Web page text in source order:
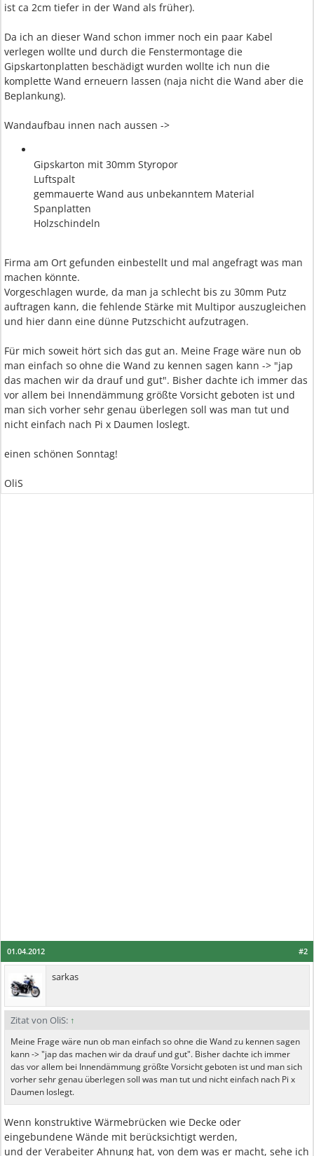
ist ca 2cm tiefer in der Wand als früher).
Da ich an dieser Wand schon immer noch ein paar Kabel
verlegen wollte und durch die Fenstermontage die
Gipskartonplatten beschädigt wurden wollte ich nun die
komplette Wand erneuern lassen (naja nicht die Wand aber die
Beplankung).
Wandaufbau innen nach aussen ->
Gipskarton mit 30mm Styropor
Luftspalt
gemmauerte Wand aus unbekanntem Material
Spanplatten
Holzschindeln
Firma am Ort gefunden einbestellt und mal angefragt was man
machen könnte.
Vorgeschlagen wurde, da man ja schlecht bis zu 30mm Putz
auftragen kann, die fehlende Stärke mit Multipor auszugleichen
und hier dann eine dünne Putzschicht aufzutragen.
Für mich soweit hört sich das gut an. Meine Frage wäre nun ob
man einfach so ohne die Wand zu kennen sagen kann -> "jap
das machen wir da drauf und gut". Bisher dachte ich immer das
vor allem bei Innendämmung größte Vorsicht geboten ist und
man sich vorher sehr genau überlegen soll was man tut und
nicht einfach nach Pi x Daumen loslegt.
einen schönen Sonntag!
OliS
#2
01.04.2012
sarkas
Zitat von OliS: ↑
Meine Frage wäre nun ob man einfach so ohne die Wand zu kennen sagen
kann -> "jap das machen wir da drauf und gut". Bisher dachte ich immer
das vor allem bei Innendämmung größte Vorsicht geboten ist und man sich
vorher sehr genau überlegen soll was man tut und nicht einfach nach Pi x
Daumen loslegt.
Wenn konstruktive Wärmebrücken wie Decke oder
eingebundene Wände mit berücksichtigt werden,
und der Verabeiter Ahnung hat, von dem was er macht, sehe ich